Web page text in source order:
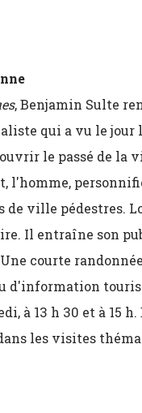
, Benjamin Sulte
qui a vu le jour
le passé de
l'homme,
de ville pédestres.
Il entraîne son
courte
d'information
à 13 h 30 et à 15
les visites